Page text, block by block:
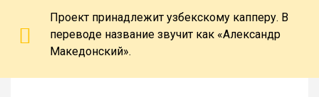
Проект принадлежит узбекскому капперу. В
переводе название звучит как «Александр
Македонский».